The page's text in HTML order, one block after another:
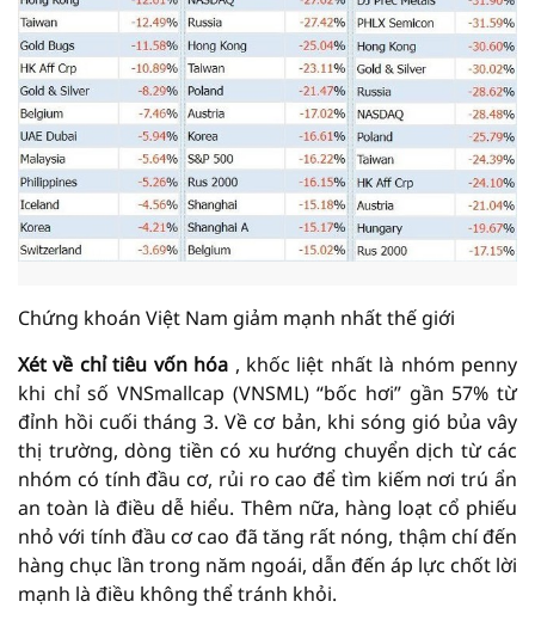
Chứng khoán Việt Nam giảm mạnh nhất thế giới
Xét về chỉ tiêu vốn hóa , khốc liệt nhất là nhóm penny
khi chỉ số VNSmallcap (VNSML) “bốc hơi” gần 57% từ
đỉnh hồi cuối tháng 3. Về cơ bản, khi sóng gió bủa vây
thị trường, dòng tiền có xu hướng chuyển dịch từ các
nhóm có tính đầu cơ, rủi ro cao để tìm kiếm nơi trú ẩn
an toàn là điều dễ hiểu. Thêm nữa, hàng loạt cổ phiếu
nhỏ với tính đầu cơ cao đã tăng rất nóng, thậm chí đến
hàng chục lần trong năm ngoái, dẫn đến áp lực chốt lời
mạnh là điều không thể tránh khỏi.